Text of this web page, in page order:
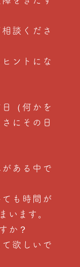
談くださ
ントにな
（何かを
にその日
ある中で
も時間が
います。
か？
欲しいで